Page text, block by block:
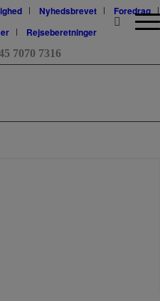
Nyhedsbrevet
Foredrag
Rejseberetninger
7070 7316